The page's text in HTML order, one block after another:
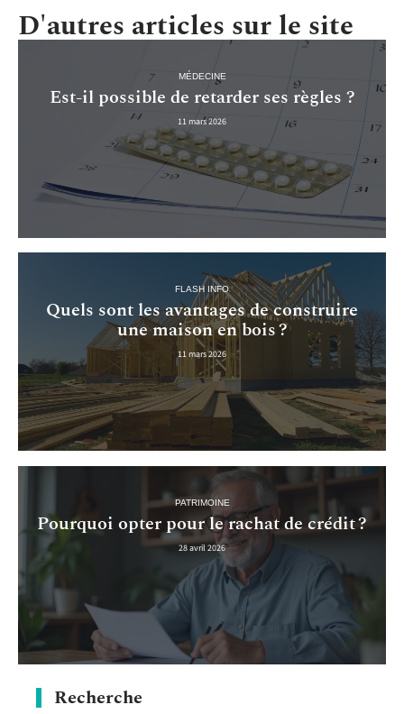
D'autres articles sur le site
MÉDECINE
Est-il possible de retarder ses règles ?
11 mars 2026
FLASH INFO
Quels sont les avantages de construire
une maison en bois ?
11 mars 2026
PATRIMOINE
Pourquoi opter pour le rachat de crédit ?
28 avril 2026
Recherche